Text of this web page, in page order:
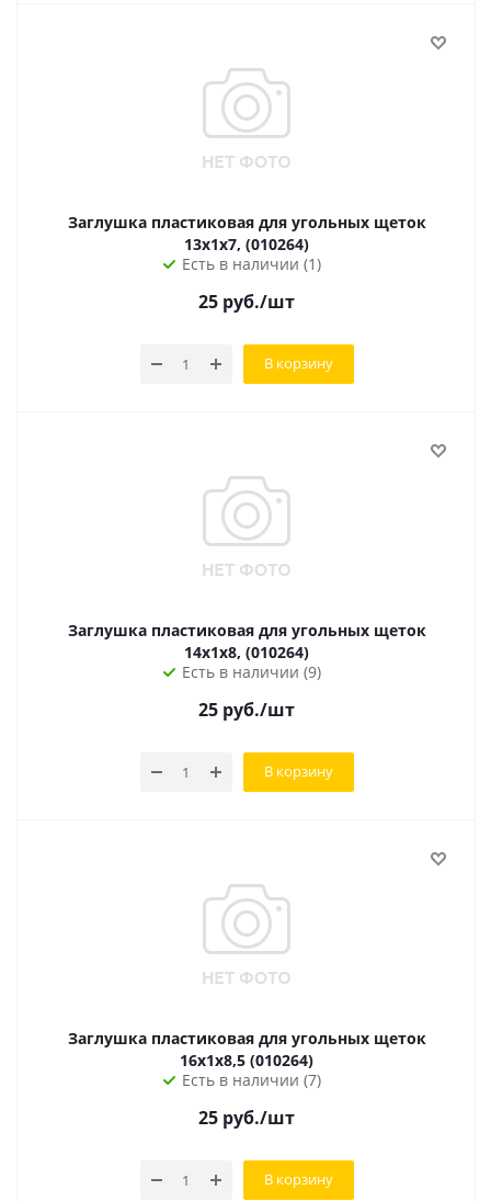
Заглушка пластиковая для угольных щеток
13х1х7, (010264)
Есть в наличии (1)
25 руб./шт
В корзину
Заглушка пластиковая для угольных щеток
14х1х8, (010264)
Есть в наличии (9)
25 руб./шт
В корзину
Заглушка пластиковая для угольных щеток
16х1х8,5 (010264)
Есть в наличии (7)
25 руб./шт
В корзину